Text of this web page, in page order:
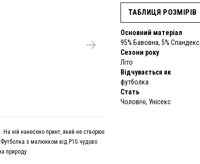
ТАБЛИЦЯ РОЗМІРІВ
Основний матеріал
95% Бавовна, 5% Спандекс
Сезони року
Літо
Відчувається як
футболка
Стать
Чоловічі, Унісекс
На ній нанесено принт, який не створює
Футболка з малюнком від P1G чудово
природу.